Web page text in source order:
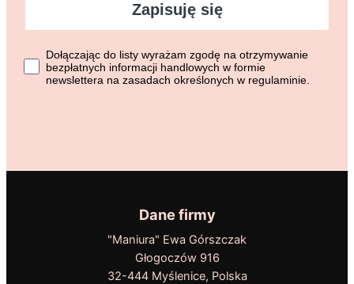
Zapisuję się
Dołączając do listy wyrażasz zgodę na otrzymywanie
Dołączając do listy wyrażam zgodę na otrzymywanie
bezpłatnych informacji handlowych w formie
newslettera na zasadach określonych w regulaminie.
Dane firmy
"Maniura" Ewa Górszczak
Głogoczów 916
32-444 Myślenice, Polska